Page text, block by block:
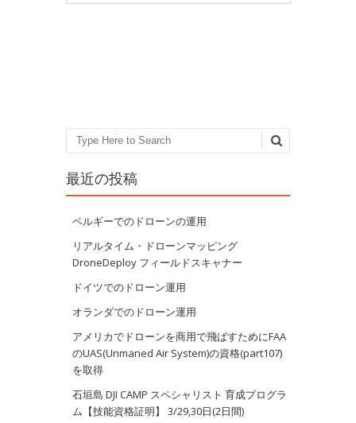
Search
最近の投稿
ベルギーでのドローンの運用
リアルタイム・ドローンマッピング
DroneDeploy フィールドスキャナー
ドイツでのドローン運用
オランダでのドローン運用
アメリカでドローンを商用で飛ばすためにFAA
のUAS(Unmaned Air System)の資格(part107)
を取得
石垣島 DJI CAMP スペシャリスト 育成プログラ
ム【技能資格証明】 3/29,30日(2日間)